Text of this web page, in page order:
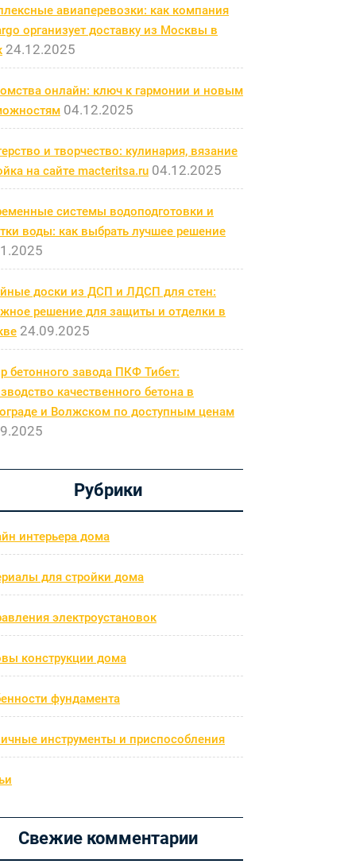
авиаперевозки: как компания
организует доставку из Москвы в
24.12.2025
онлайн: ключ к гармонии и новым
04.12.2025
и творчество: кулинария, вязание
на сайте macteritsa.ru 04.12.2025
системы водоподготовки и
воды: как выбрать лучшее решение
доски из ДСП и ЛДСП для стен:
решение для защиты и отделки в
24.09.2025
бетонного завода ПКФ Тибет:
качественного бетона в
и Волжском по доступным ценам
Рубрики
интерьера дома
для стройки дома
электроустановок
конструкции дома
фундамента
инструменты и приспособления
Свежие комментарии